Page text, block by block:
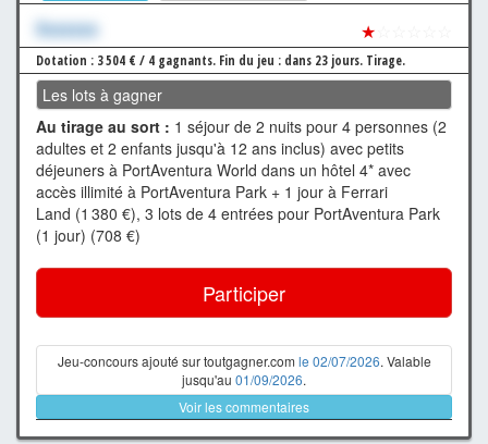
Xxxxxxx ★
Dotation : 3 504 € / 4 gagnants. Fin du jeu : dans 23 jours. Tirage.
Les lots à gagner
Au tirage au sort : 1 séjour de 2 nuits pour 4 personnes (2
adultes et 2 enfants jusqu'à 12 ans inclus) avec petits
déjeuners à PortAventura World dans un hôtel 4* avec
accès illimité à PortAventura Park + 1 jour à Ferrari
Land (1 380 €), 3 lots de 4 entrées pour PortAventura Park
(1 jour) (708 €)
Participer
Jeu-concours ajouté sur toutgagner.com le 02/07/2026. Valable
jusqu'au 01/09/2026.
Voir les commentaires